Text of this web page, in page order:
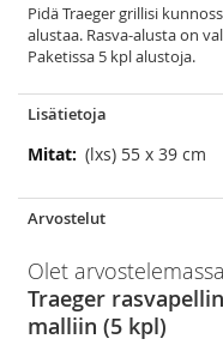
Pidä Traeger grillisi
alustaa. Rasva-alusta on
Paketissa 5 kpl alustoja.
Lisätietoja
Lisätietoja(lxs) 55 x 39 cm
Arvostelut
Olet
Traeger
malliin (5 kpl)